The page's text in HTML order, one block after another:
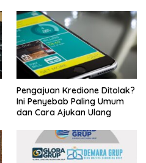
Pengajuan Kredione Ditolak?
Ini Penyebab Paling Umum
dan Cara Ajukan Ulang